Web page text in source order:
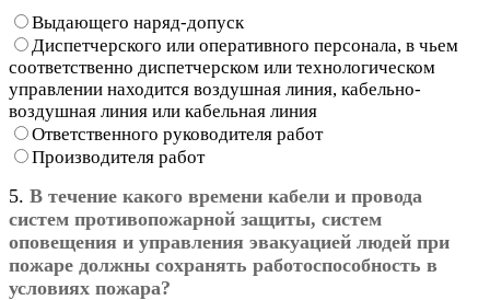
Выдающего наряд-допуск
Диспетчерского или оперативного персонала, в чьем
соответственно диспетчерском или технологическом
управлении находится воздушная линия, кабельно-
воздушная линия или кабельная линия
Ответственного руководителя работ
Производителя работ
5. В течение какого времени кабели и провода
систем противопожарной защиты, систем
оповещения и управления эвакуацией людей при
пожаре должны сохранять работоспособность в
условиях пожара?